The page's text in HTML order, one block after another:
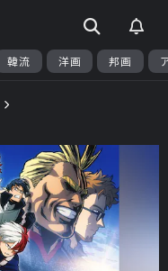
韓流 洋画 邦画